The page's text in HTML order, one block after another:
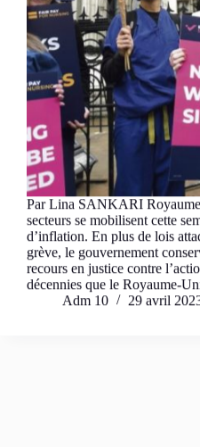
Par Lina SANKARI
secteurs se mobilisent cette
d’inflation. En plus de lois
grève, le gouvernement
recours en justice contre
décennies que le Royaume-
Adm 10
29 avril